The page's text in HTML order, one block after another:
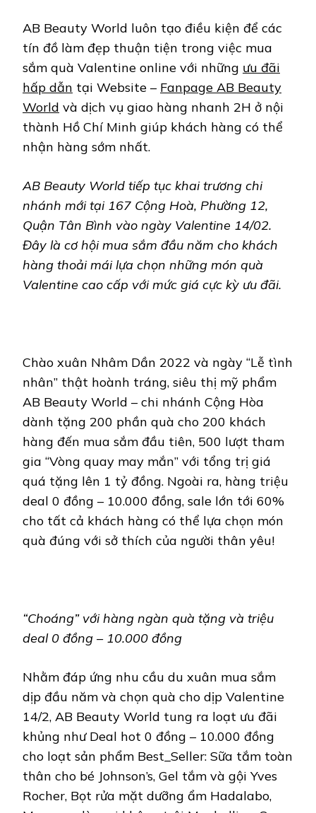
AB Beauty World luôn tạo điều kiện để các
tín đồ làm đẹp thuận tiện trong việc mua
sắm quà Valentine online với những ưu đãi
hấp dẫn tại Website – Fanpage AB Beauty
World và dịch vụ giao hàng nhanh 2H ở nội
thành Hồ Chí Minh giúp khách hàng có thể
nhận hàng sớm nhất.
AB Beauty World tiếp tục khai trương chi
nhánh mới tại 167 Cộng Hoà, Phường 12,
Quận Tân Bình vào ngày Valentine 14/02.
Đây là cơ hội mua sắm đầu năm cho khách
hàng thoải mái lựa chọn những món quà
Valentine cao cấp với mức giá cực kỳ ưu đãi.
Chào xuân Nhâm Dần 2022 và ngày “Lễ tình
nhân” thật hoành tráng, siêu thị mỹ phẩm
AB Beauty World – chi nhánh Cộng Hòa
dành tặng 200 phần quà cho 200 khách
hàng đến mua sắm đầu tiên, 500 lượt tham
gia “Vòng quay may mắn” với tổng trị giá
quá tặng lên 1 tỷ đồng. Ngoài ra, hàng triệu
deal 0 đồng – 10.000 đồng, sale lớn tới 60%
cho tất cả khách hàng có thể lựa chọn món
quà đúng với sở thích của người thân yêu!
“Choáng” với hàng ngàn quà tặng và triệu
deal 0 đồng – 10.000 đồng
Nhằm đáp ứng nhu cầu du xuân mua sắm
dịp đầu năm và chọn quà cho dịp Valentine
14/2, AB Beauty World tung ra loạt ưu đãi
khủng như Deal hot 0 đồng – 10.000 đồng
cho loạt sản phẩm Best_Seller: Sữa tắm toàn
thân cho bé Johnson’s, Gel tắm và gội Yves
Rocher, Bọt rửa mặt dưỡng ẩm Hadalabo,